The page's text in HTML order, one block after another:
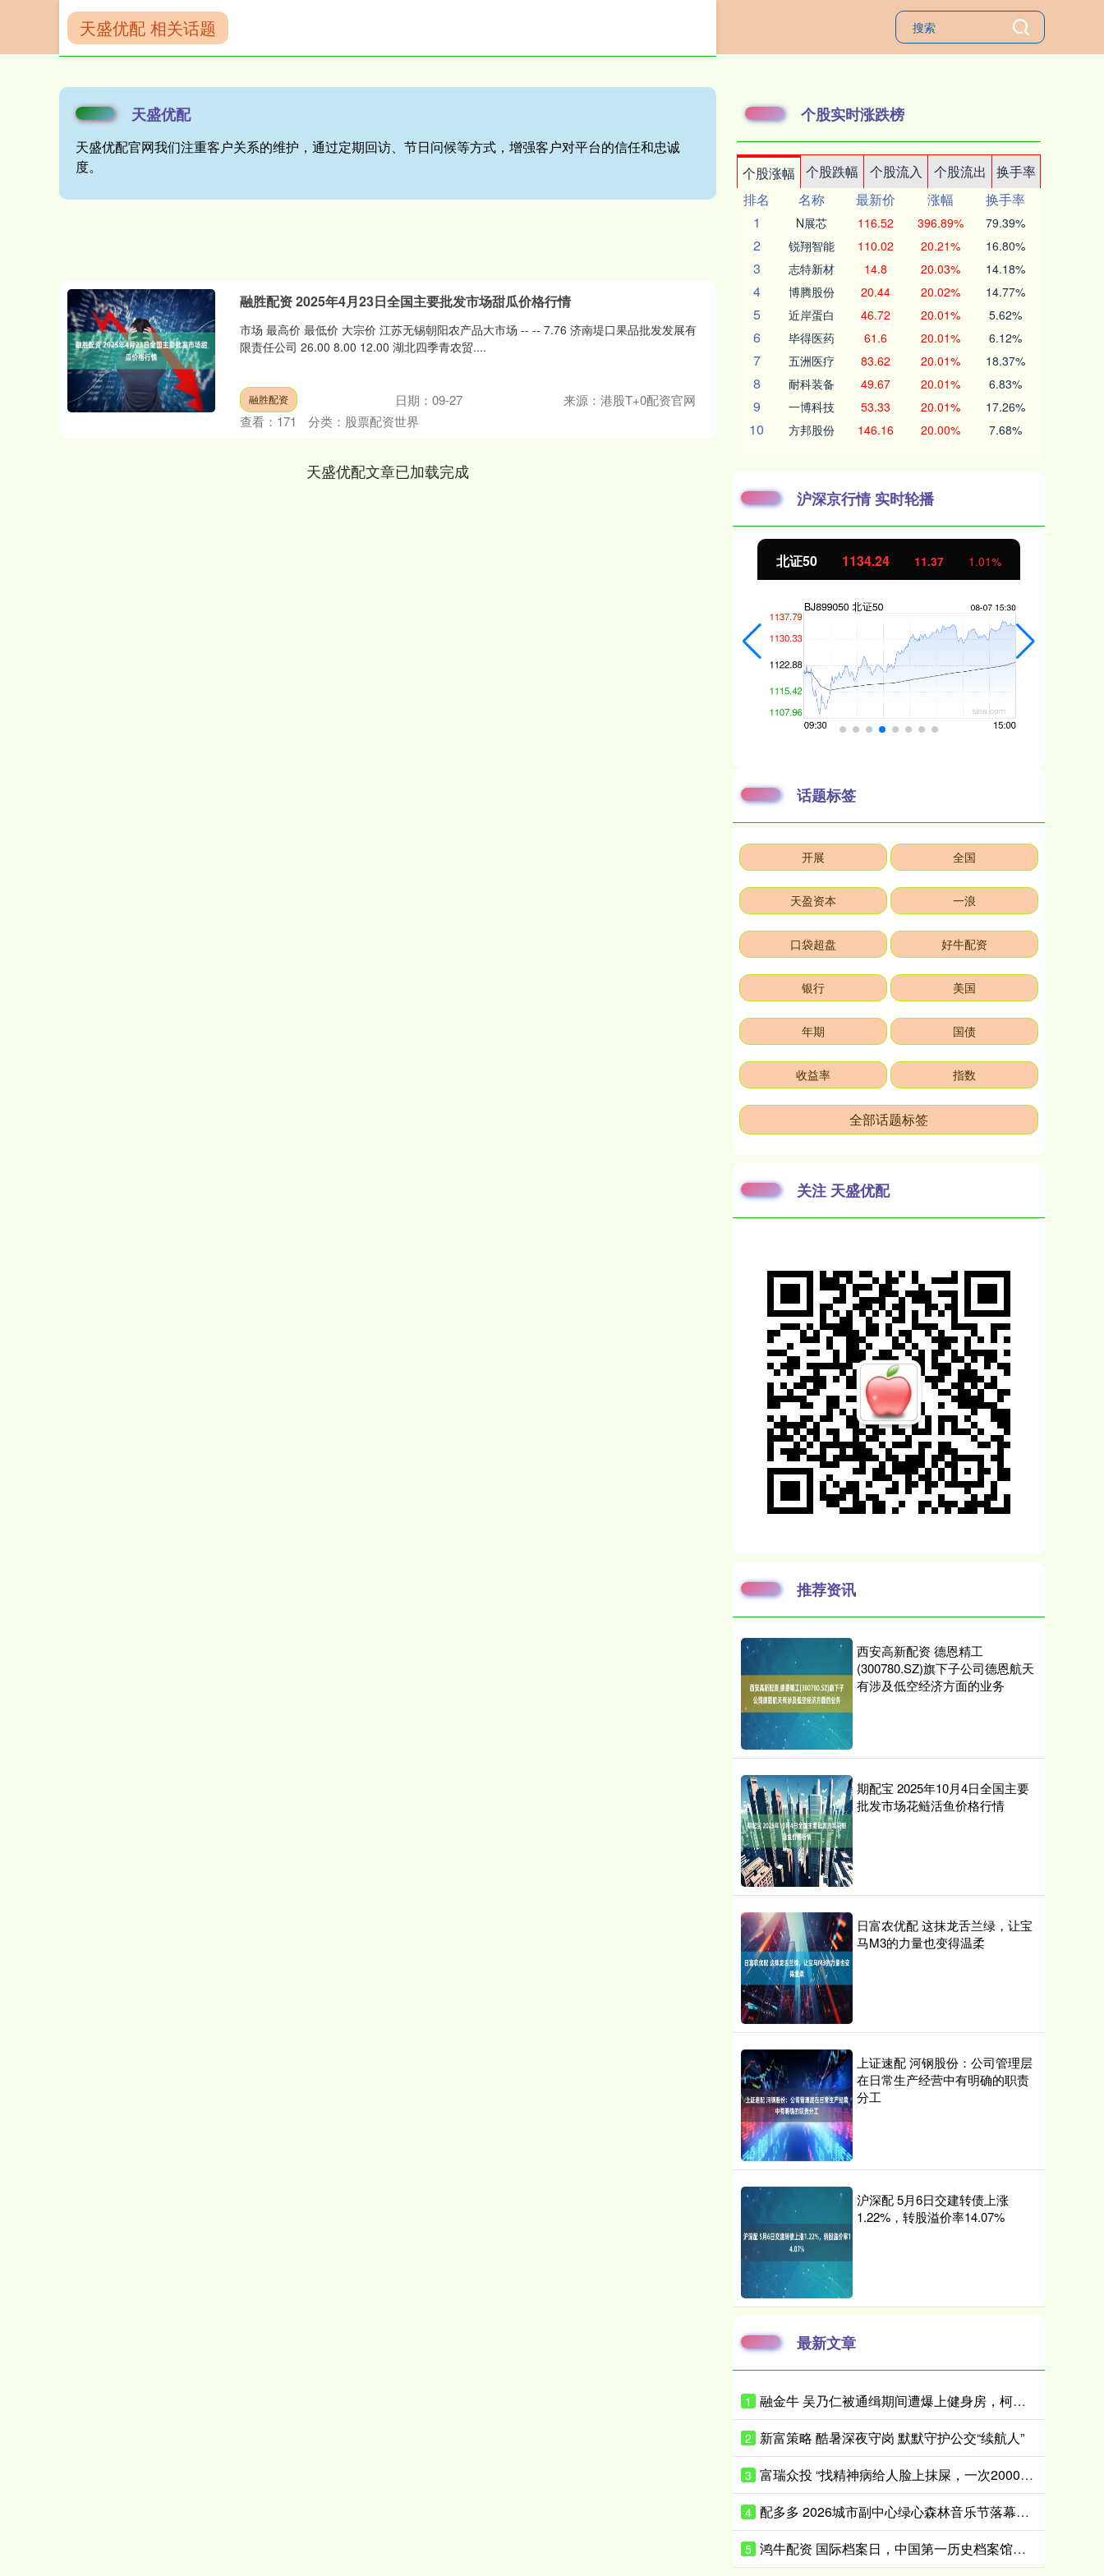
天盛优配
天盛优配官网我们注重客户关系的维护，通过定期回访、节日问候等方式，增强客户对平台的信任和忠诚
度。
天盛优配 相关话题
融胜配资 2025年4月23日全国主要批发市场甜瓜价格行情
市场 最高价 最低价 大宗价 江苏无锡朝阳农产品大市场 -- -- 7.76 济南堤口果品批发发展有
限责任公司 26.00 8.00 12.00 湖北四季青农贸....
融胜配资 日期：09-27
来源：港股T+0配资官网
查看： 171 分类： 股票配资世界
天盛优配文章已加载完成
个股实时涨跌榜
个股涨幅 个股跌幅 个股流入 个股流出
换手率
排名
名称 最新价 涨幅
换手率
1
N展芯 116.52 396.89% 79.39%
2 锐翔智能 110.02 20.21% 16.80%
3 志特新材 14.8 20.03% 14.18%
4 博腾股份 20.44 20.02% 14.77%
5 近岸蛋白 46.72 20.01% 5.62%
6 毕得医药 61.6 20.01% 6.12%
7 五洲医疗 83.62 20.01% 18.37%
8 耐科装备 49.67 20.01% 6.83%
9 一博科技 53.33 20.01% 17.26%
10 方邦股份 146.16 20.00% 7.68%
沪深京行情 实时轮播
北证50 1134.24 11.37 1.01%
话题标签
开展 全国
天盈资本 一浪
口袋超盘 好牛配资
银行 美国
年期 国债
收益率 指数
全部话题标签
关注 天盛优配
推荐资讯
西安高新配资 德恩精工
(300780.SZ)旗下子公司德恩航天
有涉及低空经济方面的业务
期配宝 2025年10月4日全国主要
批发市场花鲢活鱼价格行情
日富农优配 这抹龙舌兰绿，让宝
马M3的力量也变得温柔
上证速配 河钢股份：公司管理层
在日常生产经营中有明确的职责
分工
沪深配 5月6日交建转债上涨
1.22%，转股溢价率14.07%
最新文章
1 融金牛 吴乃仁被通缉期间遭爆上健身房，柯文哲：他是赖清德干爹，我怎跟他比
2 新富策略 酷暑深夜守岗 默默守护公交“续航人”
3 富瑞众投 “找精神病给人脸上抹屎，一次2000元”，闲鱼平台现明码标价交易链接“只要你钱到位，就有人给你办”，平台回应：建议举报
4 配多多 2026城市副中心绿心森林音乐节落幕，探索文化赋能城市发展新路径
5 鸿牛配资 国际档案日，中国第一历史档案馆亮出“金榜”印章送祝福